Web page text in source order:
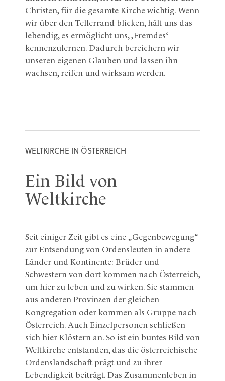
Christen, für die gesamte Kirche wichtig. Wenn
wir über den Tellerrand blicken, hält uns das
lebendig, es ermöglicht uns, ‚Fremdes‘
kennenzulernen. Dadurch bereichern wir
unseren eigenen Glauben und lassen ihn
wachsen, reifen und wirksam werden.
WELTKIRCHE IN ÖSTERREICH
Ein Bild von
Weltkirche
Seit einiger Zeit gibt es eine „Gegenbewegung“
zur Entsendung von Ordensleuten in andere
Länder und Kontinente: Brüder und
Schwestern von dort kommen nach Österreich,
um hier zu leben und zu wirken. Sie stammen
aus anderen Provinzen der gleichen
Kongregation oder kommen als Gruppe nach
Österreich. Auch Einzelpersonen schließen
sich hier Klöstern an. So ist ein buntes Bild von
Weltkirche entstanden, das die österreichische
Ordenslandschaft prägt und zu ihrer
Lebendigkeit beiträgt. Das Zusammenleben in